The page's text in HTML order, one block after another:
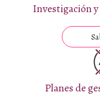
Investigación
Planes de